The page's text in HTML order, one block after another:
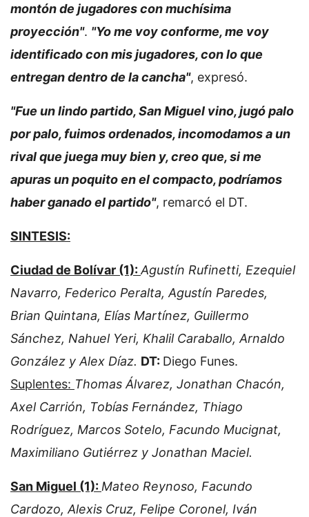
montón de jugadores con muchísima
proyección". "Yo me voy conforme, me voy
identificado con mis jugadores, con lo que
entregan dentro de la cancha", expresó.
"Fue un lindo partido, San Miguel vino, jugó palo
por palo, fuimos ordenados, incomodamos a un
rival que juega muy bien y, creo que, si me
apuras un poquito en el compacto, podríamos
haber ganado el partido", remarcó el DT.
SINTESIS:
Ciudad de Bolívar (1): Agustín Rufinetti, Ezequiel
Navarro, Federico Peralta, Agustín Paredes,
Brian Quintana, Elías Martínez, Guillermo
Sánchez, Nahuel Yeri, Khalil Caraballo, Arnaldo
González y Alex Díaz. DT: Diego Funes.
Suplentes: Thomas Álvarez, Jonathan Chacón,
Axel Carrión, Tobías Fernández, Thiago
Rodríguez, Marcos Sotelo, Facundo Mucignat,
Maximiliano Gutiérrez y Jonathan Maciel.
San Miguel (1): Mateo Reynoso, Facundo
Cardozo, Alexis Cruz, Felipe Coronel, Iván